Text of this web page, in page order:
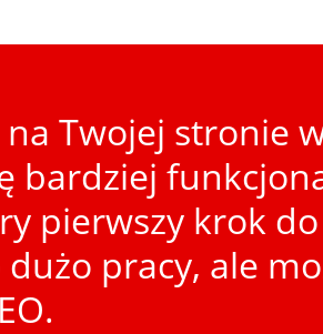
Twojej stronie
bardziej
pierwszy krok
pracy, ale